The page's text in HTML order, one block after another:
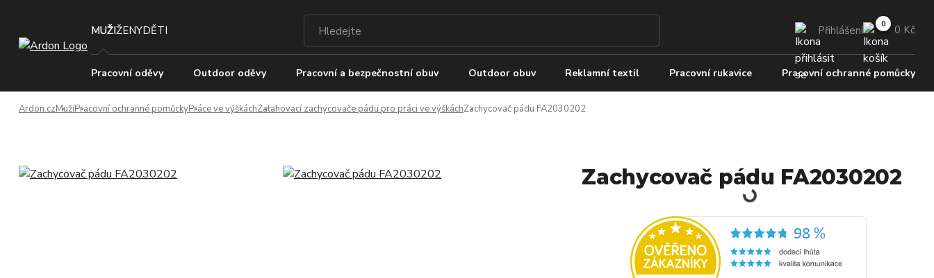
MUŽIŽENYDĚTI Přihlášení 0 Kč
Pracovní oděvy Outdoor oděvy Pracovní a bezpečnostní obuv Outdoor obuv Reklamní textil Pracovní rukavice Pracovní ochranné pomůcky
Ardon.czMužiPracovní ochranné pomůckyPráce ve výškáchZatahovací zachycovače pádu pro práci ve výškáchZachycovač pádu FA2030202
Zachycovač pádu FA2030202